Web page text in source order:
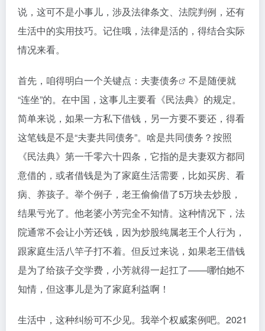
说，这可不是小事儿，涉及法律条文、法院判例，还有
生活中的实用技巧。记住哦，法律是活的，得结合实际
情况来看。
首先，咱得明白一个关键点： 夫妻债务
不是随便就
“连坐”的。在中国，这事儿主要看《民法典》的规定。
简单来说，如果一方私下借钱，另一方要不要还，得看
这笔钱是不是“夫妻共同债务”。啥是共同债务？按照
《民法典》第一千零六十四条，它指的是夫妻双方都同
意借的，或者借钱是为了家庭生活需要，比如买房、看
病、养孩子。举个例子，老王偷偷借了5万块去炒股，
结果亏光了。他老婆小芳完全不知情。这种情况下，法
院通常不会让小芳还钱，因为炒股纯属老王个人行为，
跟家庭生活八竿子打不着。但反过来说，如果老王借钱
是为了给孩子交学费，小芳就得一起扛了——哪怕她不
知情，但这事儿是为了家庭利益啊！
生活中，这种纠纷可不少见。我举个权威案例吧。2021